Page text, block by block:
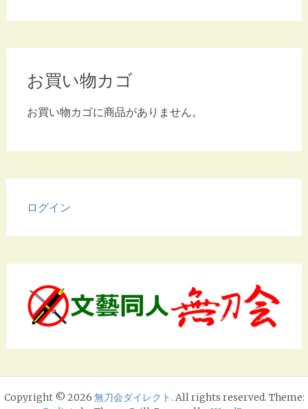
お買い物カゴ
お買い物カゴに商品がありません。
ログイン
Copyright © 2026 無刀会ダイレクト . All rights reserved. Theme: